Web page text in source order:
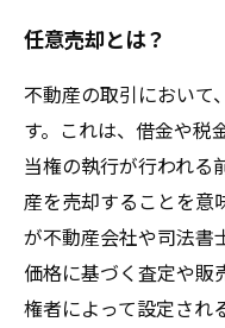
任意売却とは？
不動産の取引において
す。これは、借金や税
当権の執行が行われる
産を売却することを意
が不動産会社や司法書
価格に基づく査定や販
権者によって設定され